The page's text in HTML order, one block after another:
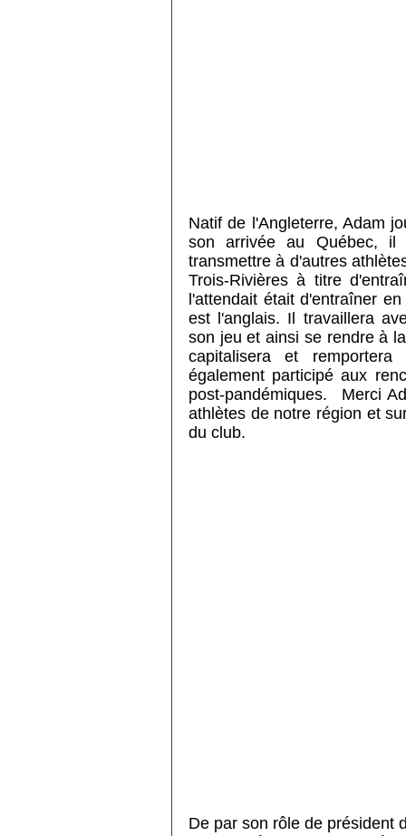
Natif de l'Angleterre, Adam
son arrivée au Québec, il
transmettre à d'autres
Trois-Rivières à titre
l'attendait était d'entraîner
est l'anglais. Il travaillera
son jeu et ainsi se rendre à
capitalisera et
également participé aux
post-pandémiques. Merci
athlètes de notre région et
du club.
De par son rôle de président